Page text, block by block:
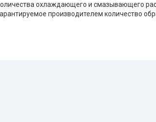
охлаждающего и смазывающего
производителем количество